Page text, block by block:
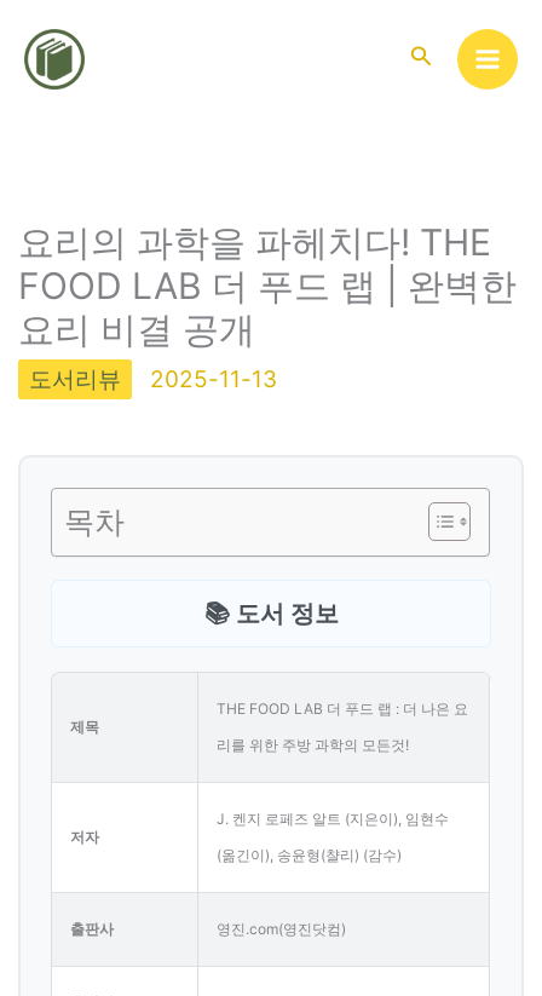
기
검
요리의 과학을 파헤치다! THE
FOOD LAB 더 푸드 랩 | 완벽한
요리 비결 공개
도서리뷰 2025-11-13
목차
📚 도서 정보
제목
THE FOOD LAB 더 푸드 랩 : 더 나은 요
리를 위한 주방 과학의 모든것!
저자
J. 켄지 로페즈 알트 (지은이), 임현수
(옮긴이), 송윤형(챨리) (감수)
출판사 영진.com(영진닷컴)